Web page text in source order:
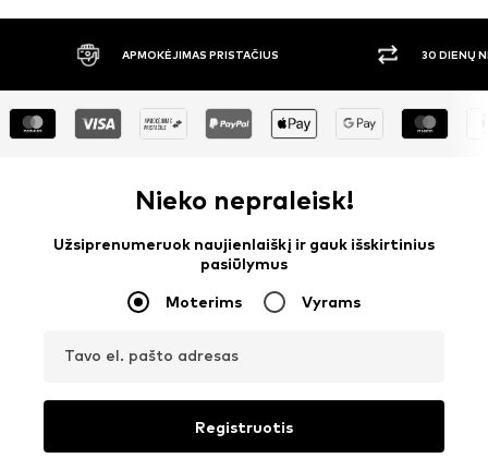
APMOKĖJIMAS PRISTAČIUS 30 DIENŲ
Nieko nepraleisk!
Užsiprenumeruok naujienlaiškį ir gauk išskirtinius
pasiūlymus
Moterims Vyrams
Tavo el. pašto adresas
Registruotis